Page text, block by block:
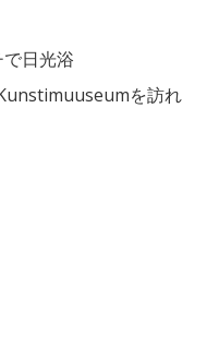
日光浴
を訪れ